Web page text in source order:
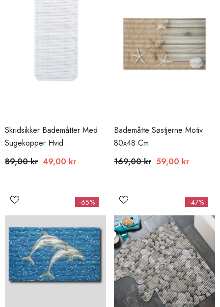
Skridsikker Bademåtter Med
Sugekopper Hvid
Normalpris
89,00 kr
Udsalgspris
49,00 kr
Bademåtte Søstjerne Motiv
80x48 Cm
Normalpris
169,00 kr
Udsalgspris
59,00 kr
-65% -47%